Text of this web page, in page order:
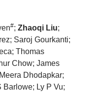
#; Zhaoqi Liu;
Saroj Gourkanti;
Thomas
Chow; James
Dhodapkar;
Barlowe; Ly P Vu;